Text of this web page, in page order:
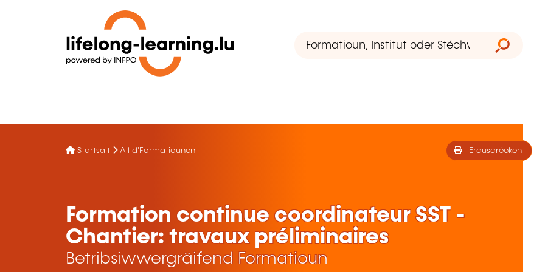
Startsäit All d'Formatiounen Erausdrécken
Formation continue coordinateur SST -
Chantier: travaux préliminaires
Betribsiwwergräifend Formatioun